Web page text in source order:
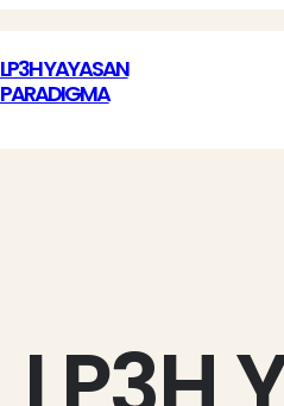
LP3H YAYASAN
PARADIGMA